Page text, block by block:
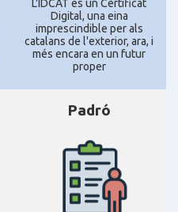
L'IDCAT és un Certificat
Digital, una eina
imprescindible per als
catalans de l'exterior, ara, i
més encara en un futur
proper
Padró